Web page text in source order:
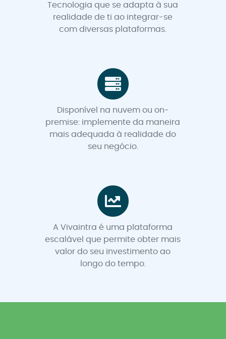
Tecnologia que se adapta à sua
realidade de ti ao integrar-se
com diversas plataformas.
Disponível na nuvem ou on-
premise: implemente da maneira
mais adequada à realidade do
seu negócio.
A Vivaintra é uma plataforma
escalável que permite obter mais
valor do seu investimento ao
longo do tempo.